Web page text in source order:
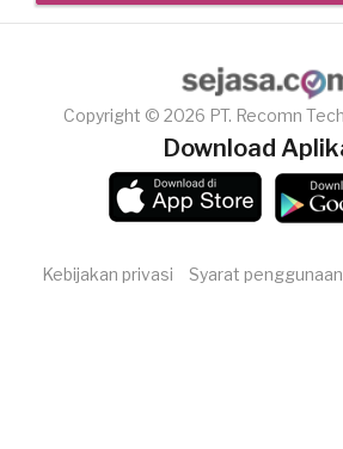
Copyright © 2026 PT. Recomn
Download
Kebijakan privasi Syarat penggunaan